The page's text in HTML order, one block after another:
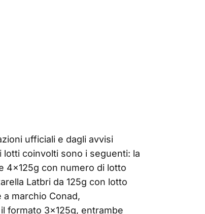
ufficiali e dagli avvisi
coinvolti sono i seguenti: la
4×125g con numero di lotto
Latbri da 125g con lotto
marchio Conad,
formato 3×125g, entrambe